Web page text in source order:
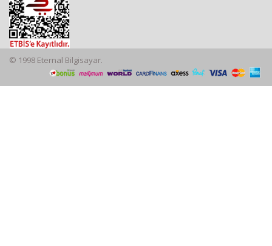
© 1998 Eternal Bilgisayar.